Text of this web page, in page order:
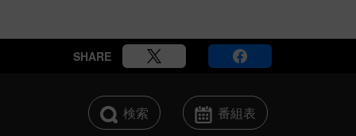
SHARE
検索 番組表